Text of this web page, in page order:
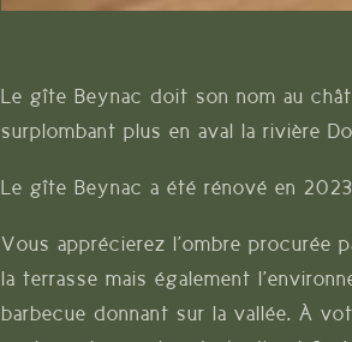
Le gîte Beynac doit son nom au
surplombant plus en aval la rivière
Le gîte Beynac a été rénové en
Vous apprécierez l’ombre procurée
la terrasse mais également
barbecue donnant sur la vallée. À